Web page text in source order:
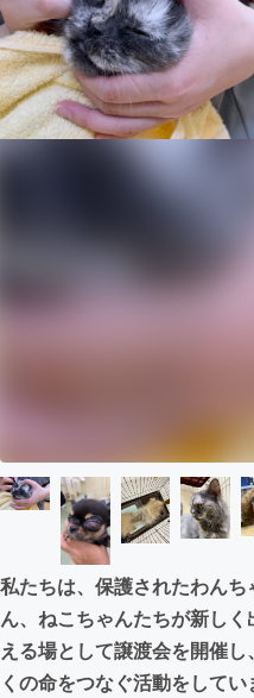
テクノロジー・ガ
映像・映画
ビジネス・起業
私たちは、保護されたわんち
ん、ねこちゃんたちが新しく
える場として譲渡会を開催し
くの命をつなぐ活動をしてい